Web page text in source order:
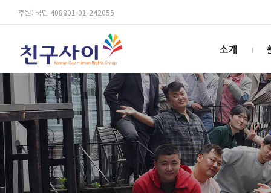
후원: 국민 408801-01-242055
소개